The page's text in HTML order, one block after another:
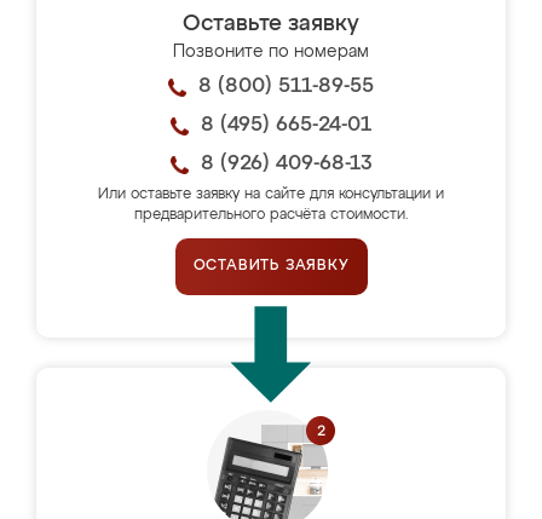
Оставьте заявку
Позвоните по номерам
8 (800) 511-89-55
8 (495) 665-24-01
8 (926) 409-68-13
Или оставьте заявку на сайте для консультации и
предварительного расчёта стоимости.
ОСТАВИТЬ ЗАЯВКУ